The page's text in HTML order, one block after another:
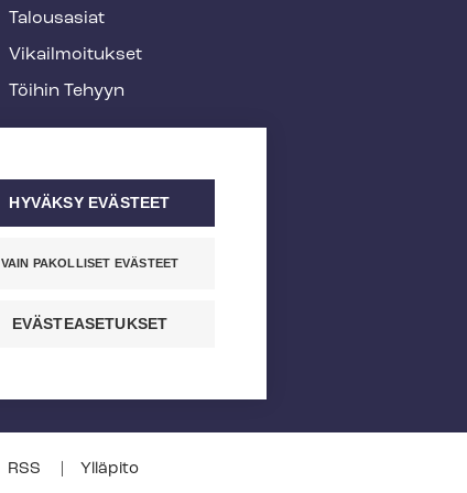
Talousasiat
Vi­kail­moi­tuk­set
Töihin Tehyyn
RSS Ylläpito
HYVÄKSY EVÄSTEET
VAIN PAKOLLISET EVÄSTEET
EVÄSTEASETUKSET